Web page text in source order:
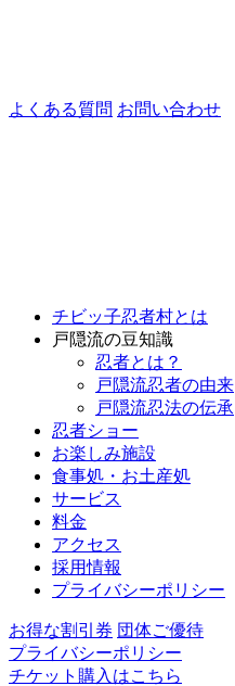
よくある質問 お問い合わせ
チビッ子忍者村とは
戸隠流の豆知識
忍者とは？
戸隠流忍者の由来
戸隠流忍法の伝承
忍者ショー
お楽しみ施設
食事処・お土産処
サービス
料金
アクセス
採用情報
プライバシーポリシー
お得な割引券 団体ご優待
プライバシーポリシー
チケット購入はこちら